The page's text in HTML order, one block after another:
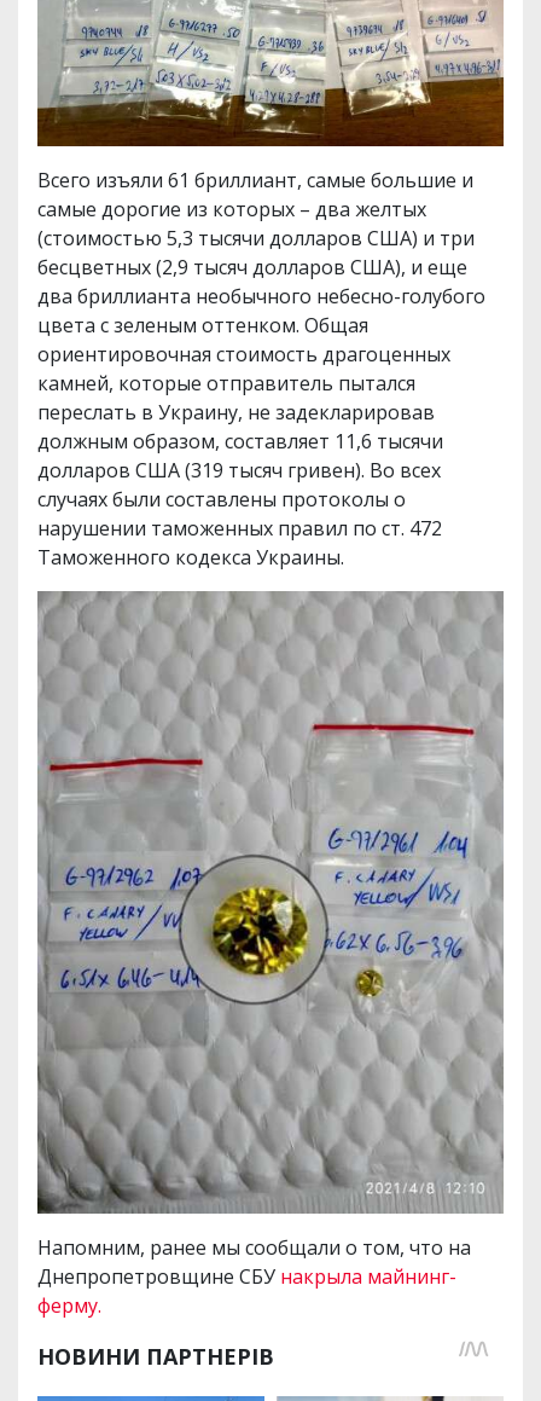
Всего изъяли 61 бриллиант, самые большие и
самые дорогие из которых – два желтых
(стоимостью 5,3 тысячи долларов США) и три
бесцветных (2,9 тысяч долларов США), и еще
два бриллианта необычного небесно-голубого
цвета с зеленым оттенком. Общая
ориентировочная стоимость драгоценных
камней, которые отправитель пытался
переслать в Украину, не задекларировав
должным образом, составляет 11,6 тысячи
долларов США (319 тысяч гривен). Во всех
случаях были составлены протоколы о
нарушении таможенных правил по ст. 472
Таможенного кодекса Украины.
Напомним, ранее мы сообщали о том, что на
Днепропетровщине СБУ накрыла майнинг-
ферму.